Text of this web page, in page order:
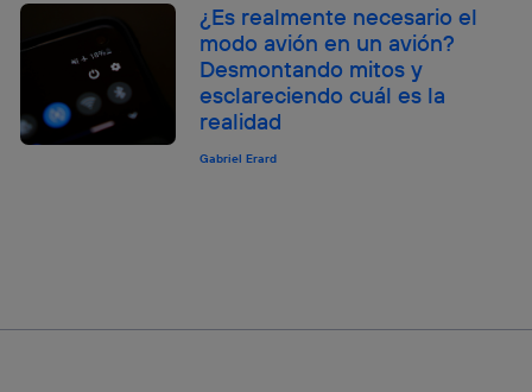
¿Es realmente necesario el
modo avión en un avión?
Desmontando mitos y
esclareciendo cuál es la
realidad
Gabriel Erard